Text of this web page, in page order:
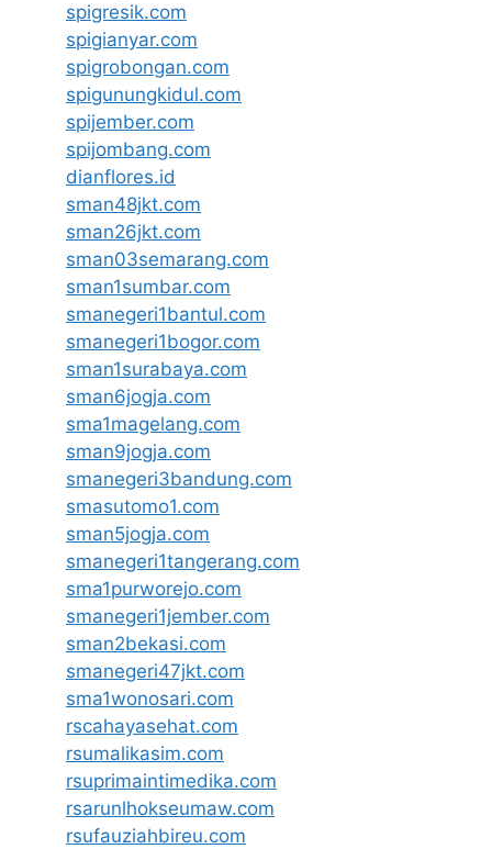
spigresik.com
spigianyar.com
spigrobongan.com
spigunungkidul.com
spijember.com
spijombang.com
dianflores.id
sman48jkt.com
sman26jkt.com
sman03semarang.com
sman1sumbar.com
smanegeri1bantul.com
smanegeri1bogor.com
sman1surabaya.com
sman6jogja.com
sma1magelang.com
sman9jogja.com
smanegeri3bandung.com
smasutomo1.com
sman5jogja.com
smanegeri1tangerang.com
sma1purworejo.com
smanegeri1jember.com
sman2bekasi.com
smanegeri47jkt.com
sma1wonosari.com
rscahayasehat.com
rsumalikasim.com
rsuprimaintimedika.com
rsarunlhokseumaw.com
rsufauziahbireu.com